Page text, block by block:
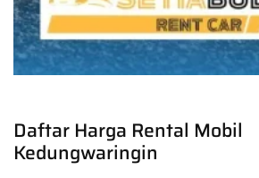
Daftar Harga Rental Mobil
Kedungwaringin